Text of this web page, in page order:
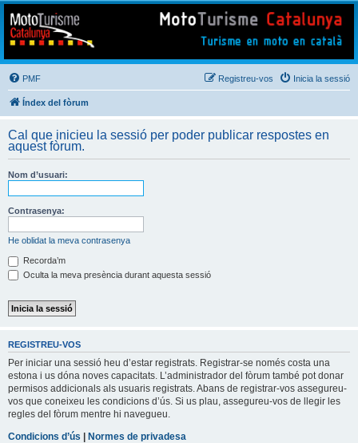
Mototurisme
Turisme en moto en català
PMF Inicia la sessió
Registreu-vos
Índex del fòrum
Cal que inicieu la sessió per poder publicar respostes en
aquest fòrum.
Nom d’usuari:
Contrasenya:
He oblidat la meva contrasenya
Recorda’m
Oculta la meva presència durant aquesta sessió
REGISTREU-VOS
Per iniciar una sessió heu d’estar registrats. Registrar-se només costa una
estona i us dóna noves capacitats. L’administrador del fòrum també pot donar
permisos addicionals als usuaris registrats. Abans de registrar-vos assegureu-
vos que coneixeu les condicions d’ús. Si us plau, assegureu-vos de llegir les
regles del fòrum mentre hi navegueu.
Condicions d’ús | Normes de privadesa